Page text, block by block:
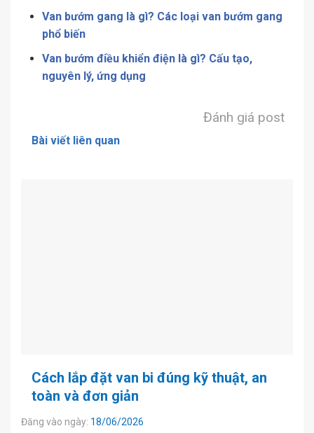
Van bướm gang là gì? Các loại van bướm gang
phổ biến
Van bướm điều khiển điện là gì? Cấu tạo,
nguyên lý, ứng dụng
Đánh giá post
Bài viết liên quan
Cách lắp đặt van bi đúng kỹ thuật, an
toàn và đơn giản
Đăng vào ngày: 18/06/2026